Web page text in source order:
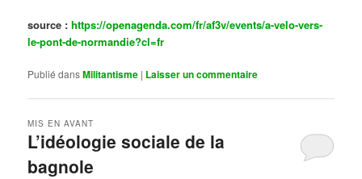
source :https://openagenda.com/fr/af3v/events/a-velo-vers-
le-pont-de-normandie?cl=fr
Publié dansMilitantisme | Laisser un commentaire
L’idéologie sociale de la
bagnole
MIS EN AVANT